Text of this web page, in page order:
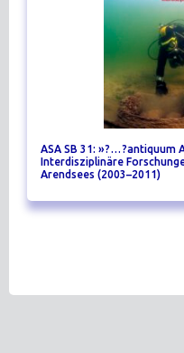
ASA SB 31: »?…?antiquum
Interdisziplinäre
Arendsees (2003–2011)